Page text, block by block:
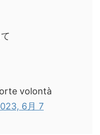
volontà
6月 7